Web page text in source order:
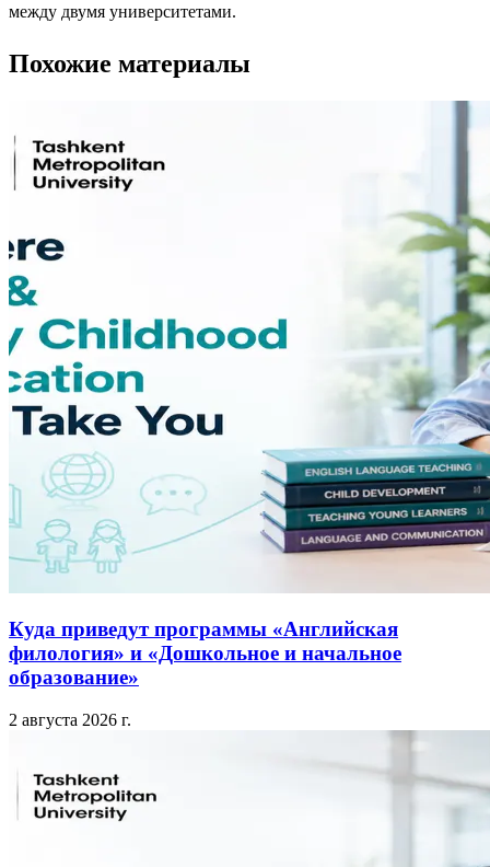
между двумя университетами.
Похожие материалы
Куда приведут программы «Английская
филология» и «Дошкольное и начальное
образование»
2 августа 2026 г.